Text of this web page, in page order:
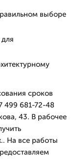
выборе
сроков
499 681-72-48
43. В рабочее
На все работы